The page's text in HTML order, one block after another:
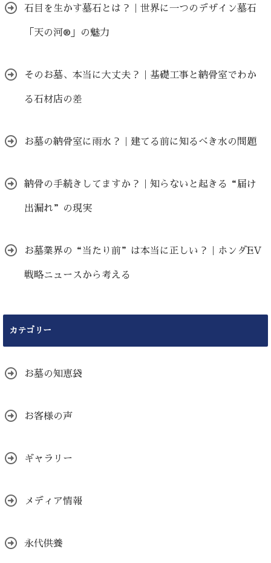
石目を生かす墓石とは？｜世界に一つのデザイン墓石
「天の河®」の魅力
そのお墓、本当に大丈夫？｜基礎工事と納骨室でわか
る石材店の差
お墓の納骨室に雨水？｜建てる前に知るべき水の問題
納骨の手続きしてますか？｜知らないと起きる“届け
出漏れ”の現実
お墓業界の“当たり前”は本当に正しい？｜ホンダEV
戦略ニュースから考える
カテゴリー
お墓の知恵袋
お客様の声
ギャラリー
メディア情報
永代供養